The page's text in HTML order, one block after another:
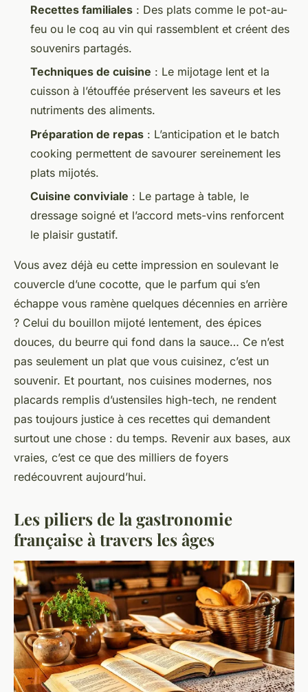
Recettes familiales : Des plats comme le pot-au-
feu ou le coq au vin qui rassemblent et créent des
souvenirs partagés.
Techniques de cuisine : Le mijotage lent et la
cuisson à l’étouffée préservent les saveurs et les
nutriments des aliments.
Préparation de repas : L’anticipation et le batch
cooking permettent de savourer sereinement les
plats mijotés.
Cuisine conviviale : Le partage à table, le
dressage soigné et l’accord mets-vins renforcent
le plaisir gustatif.
Vous avez déjà eu cette impression en soulevant le
couvercle d’une cocotte, que le parfum qui s’en
échappe vous ramène quelques décennies en arrière
? Celui du bouillon mijoté lentement, des épices
douces, du beurre qui fond dans la sauce… Ce n’est
pas seulement un plat que vous cuisinez, c’est un
souvenir. Et pourtant, nos cuisines modernes, nos
placards remplis d’ustensiles high-tech, ne rendent
pas toujours justice à ces recettes qui demandent
surtout une chose : du temps. Revenir aux bases, aux
vraies, c’est ce que des milliers de foyers
redécouvrent aujourd’hui.
Les piliers de la gastronomie
française à travers les âges